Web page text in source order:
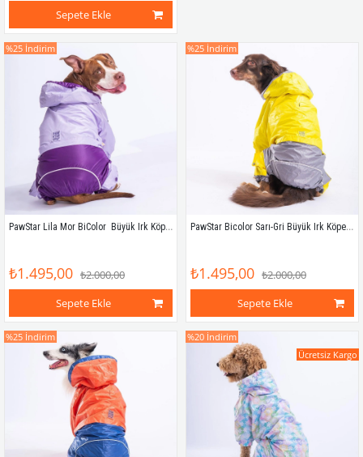
Sepete Ekle
PawStar Lila Mor BiColor  Büyük Irk Köpek Tulum Yağmurluk
₺1.495,00 ₺2.000,00
Sepete Ekle
%25 İndirim
PawStar Bicolor Sarı-Gri Büyük Irk Köpek Yağmurluk Tulum
₺1.495,00 ₺2.000,00
Sepete Ekle
%25 İndirim
%25 İndirim %20 İndirim
Ücretsiz Kargo